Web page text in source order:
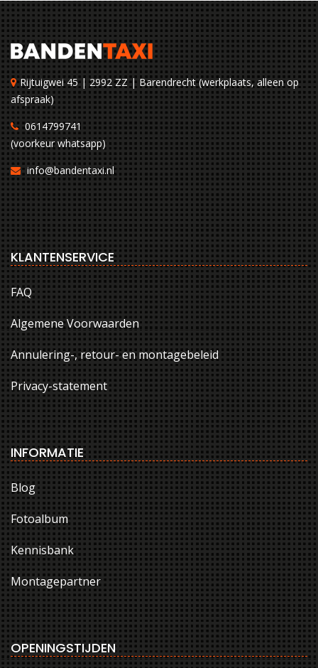
Rijtuigwei 45 | 2992 ZZ | Barendrecht (werkplaats, alleen op
afspraak)
0614799741
(voorkeur whatsapp)
info@bandentaxi.nl
KLANTENSERVICE
FAQ
Algemene Voorwaarden
Annulering-, retour- en montagebeleid
Privacy-statement
INFORMATIE
Blog
Fotoalbum
Kennisbank
Montagepartner
OPENINGSTIJDEN